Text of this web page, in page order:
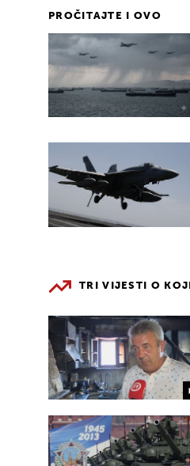
PROČITAJTE I OVO
TRI VIJESTI O